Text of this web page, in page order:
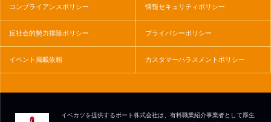
コンプライアンスポリシー 情報セキュリティポリシー
反社会的勢力排除ポリシー プライバシーポリシー
イベント掲載依頼 カスタマーハラスメントポリシー